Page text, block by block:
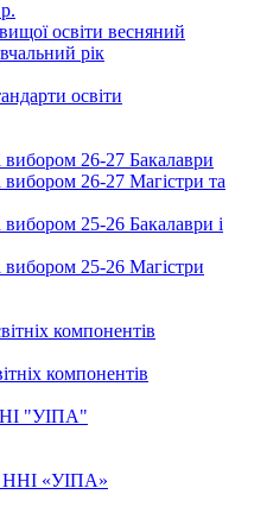
освіти весняний
рік
освіти
вибором 26-27 Бакалаври
вибором 26-27 Магістри та
вибором 25-26 Бакалаври і
вибором 25-26 Магістри
компонентів
компонентів
"УІПА"
ННІ «УІПА»